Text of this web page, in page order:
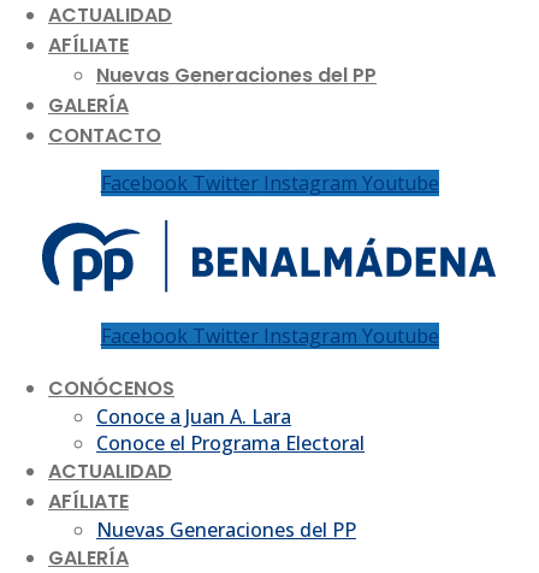
ACTUALIDAD
AFÍLIATE
Nuevas Generaciones del PP
GALERÍA
CONTACTO
Facebook Twitter Instagram Youtube
Facebook Twitter Instagram Youtube
CONÓCENOS
Conoce a Juan A. Lara
Conoce el Programa Electoral
ACTUALIDAD
AFÍLIATE
Nuevas Generaciones del PP
GALERÍA